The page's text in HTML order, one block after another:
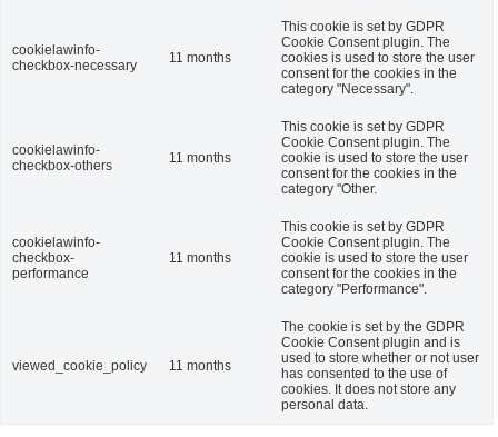
cookielawinfo-
checkbox-necessary
11 months
This cookie is set by GDPR
Cookie Consent plugin. The
cookies is used to store the user
consent for the cookies in the
category "Necessary".
cookielawinfo-
checkbox-others
11 months
This cookie is set by GDPR
Cookie Consent plugin. The
cookie is used to store the user
consent for the cookies in the
category "Other.
cookielawinfo-
checkbox-
performance
11 months
This cookie is set by GDPR
Cookie Consent plugin. The
cookie is used to store the user
consent for the cookies in the
category "Performance".
viewed_cookie_policy 11 months
The cookie is set by the GDPR
Cookie Consent plugin and is
used to store whether or not user
has consented to the use of
cookies. It does not store any
personal data.